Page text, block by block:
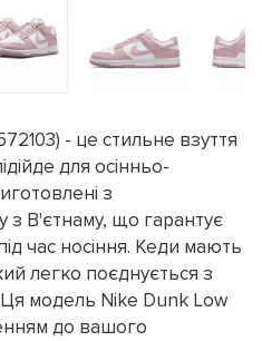
- це стильне взуття
для осінньо-
з
з В'єтнаму, що гарантує
час носіння. Кеди мають
легко поєднується з
модель Nike Dunk Low
до вашого